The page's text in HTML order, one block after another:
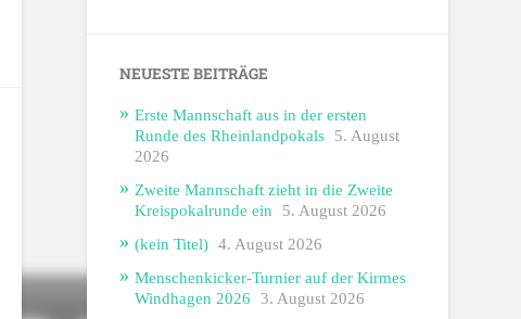
NEUESTE BEITRÄGE
Erste Mannschaft aus in der ersten
Runde des Rheinlandpokals 5. August
2026
Zweite Mannschaft zieht in die Zweite
Kreispokalrunde ein
5. August 2026
(kein Titel) 4. August 2026
Menschenkicker-Turnier auf der Kirmes
Windhagen 2026 3. August 2026